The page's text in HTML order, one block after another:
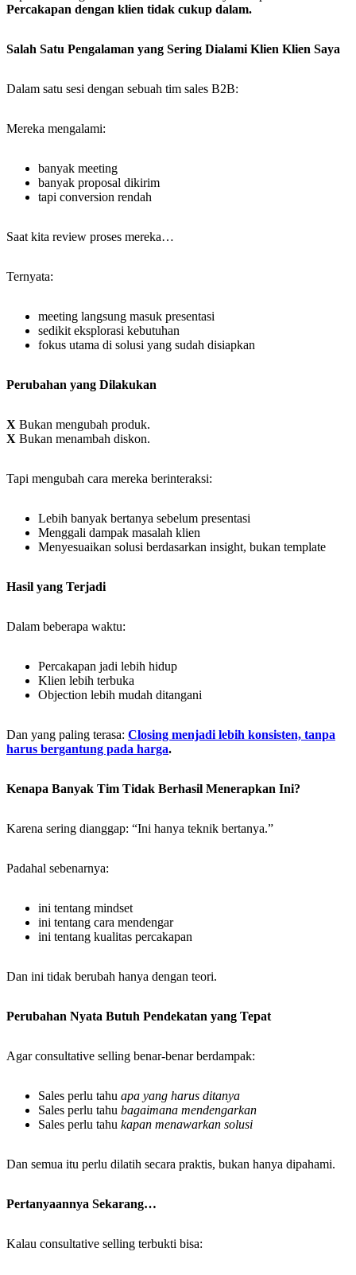
Percakapan dengan klien tidak cukup dalam.
Salah Satu Pengalaman yang Sering Dialami Klien Klien Saya
Dalam satu sesi dengan sebuah tim sales B2B:
Mereka mengalami:
banyak meeting
banyak proposal dikirim
tapi conversion rendah
Saat kita review proses mereka…
Ternyata:
meeting langsung masuk presentasi
sedikit eksplorasi kebutuhan
fokus utama di solusi yang sudah disiapkan
Perubahan yang Dilakukan
X Bukan mengubah produk.
X Bukan menambah diskon.
Tapi mengubah cara mereka berinteraksi:
Lebih banyak bertanya sebelum presentasi
Menggali dampak masalah klien
Menyesuaikan solusi berdasarkan insight, bukan template
Hasil yang Terjadi
Dalam beberapa waktu:
Percakapan jadi lebih hidup
Klien lebih terbuka
Objection lebih mudah ditangani
Dan yang paling terasa: Closing menjadi lebih konsisten, tanpa
harus bergantung pada harga.
Kenapa Banyak Tim Tidak Berhasil Menerapkan Ini?
Karena sering dianggap: “Ini hanya teknik bertanya.”
Padahal sebenarnya:
ini tentang mindset
ini tentang cara mendengar
ini tentang kualitas percakapan
Dan ini tidak berubah hanya dengan teori.
Perubahan Nyata Butuh Pendekatan yang Tepat
Agar consultative selling benar-benar berdampak:
Sales perlu tahu apa yang harus ditanya
Sales perlu tahu bagaimana mendengarkan
Sales perlu tahu kapan menawarkan solusi
Dan semua itu perlu dilatih secara praktis, bukan hanya dipahami.
Pertanyaannya Sekarang…
Kalau consultative selling terbukti bisa: